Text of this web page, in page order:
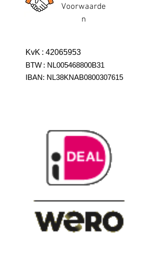
Voorwaarde
n
KvK : 42065953
BTW : NL005468800B31
IBAN: NL38KNAB0800307615